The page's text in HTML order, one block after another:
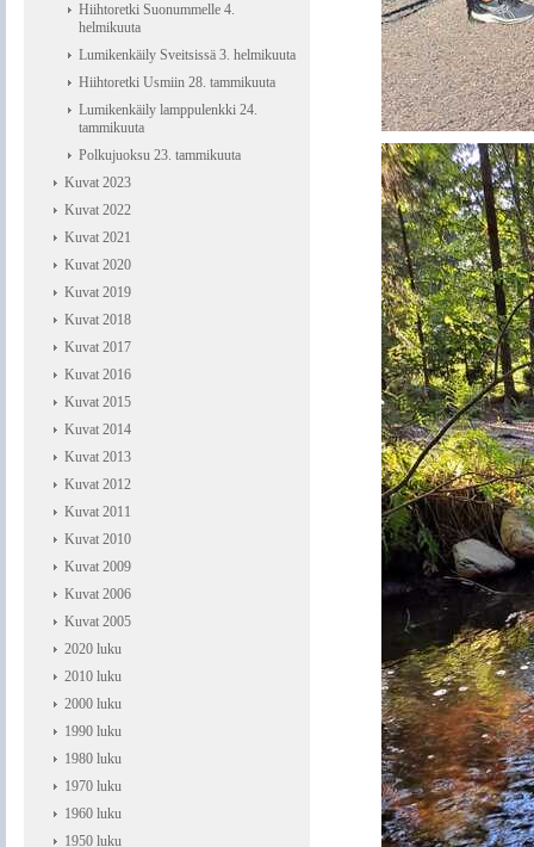
Hiihtoretki Suonummelle 4.
helmikuuta
Lumikenkäily Sveitsissä 3. helmikuuta
Hiihtoretki Usmiin 28. tammikuuta
Lumikenkäily lamppulenkki 24.
tammikuuta
Polkujuoksu 23. tammikuuta
Kuvat 2023
Kuvat 2022
Kuvat 2021
Kuvat 2020
Kuvat 2019
Kuvat 2018
Kuvat 2017
Kuvat 2016
Kuvat 2015
Kuvat 2014
Kuvat 2013
Kuvat 2012
Kuvat 2011
Kuvat 2010
Kuvat 2009
Kuvat 2006
Kuvat 2005
2020 luku
2010 luku
2000 luku
1990 luku
1980 luku
1970 luku
1960 luku
1950 luku